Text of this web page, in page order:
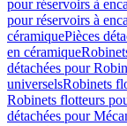
pour réservoirs à
pour réservoirs à
céramiquePièces
en céramique
détachées pour
universelsRobinets
Robinets flotteurs
détachées pour